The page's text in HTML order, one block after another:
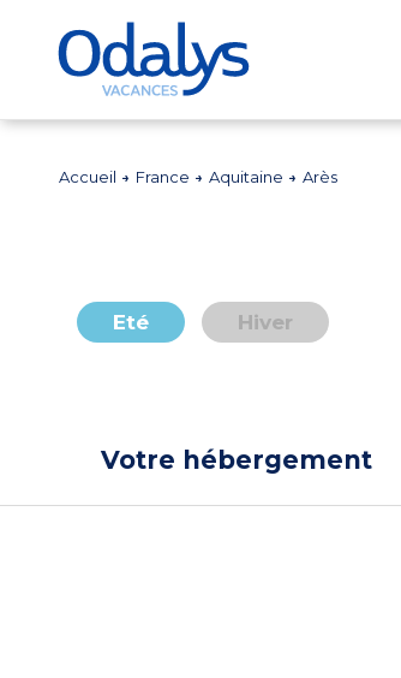
Accueil France Aquitaine Arès
Eté Hiver
Votre hébergement